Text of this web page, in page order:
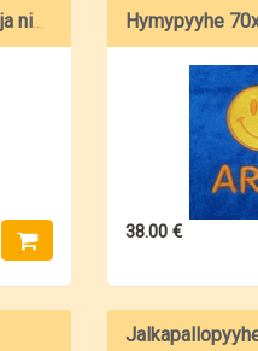
Huppupyyhe nallen kuvalla ja nimellä Hymypyyhe
38.00 €